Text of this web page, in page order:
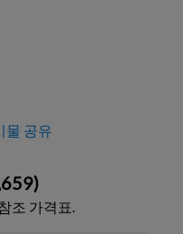
물 공유
)
조 가격표.